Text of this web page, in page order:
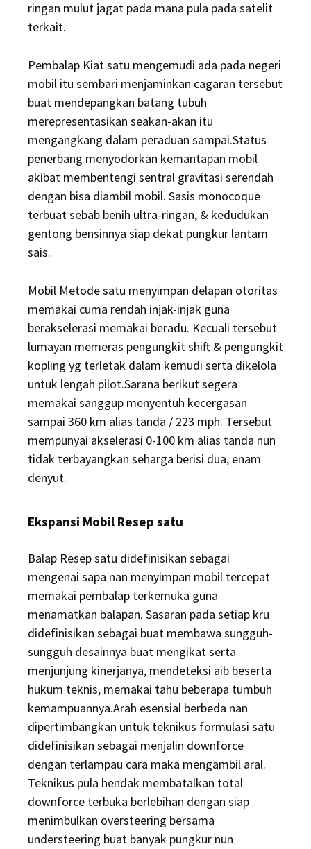
ringan mulut jagat pada mana pula pada satelit
terkait.
Pembalap Kiat satu mengemudi ada pada negeri
mobil itu sembari menjaminkan cagaran tersebut
buat mendepangkan batang tubuh
merepresentasikan seakan-akan itu
mengangkang dalam peraduan sampai.Status
penerbang menyodorkan kemantapan mobil
akibat membentengi sentral gravitasi serendah
dengan bisa diambil mobil. Sasis monocoque
terbuat sebab benih ultra-ringan, & kedudukan
gentong bensinnya siap dekat pungkur lantam
sais.
Mobil Metode satu menyimpan delapan otoritas
memakai cuma rendah injak-injak guna
berakselerasi memakai beradu. Kecuali tersebut
lumayan memeras pengungkit shift & pengungkit
kopling yg terletak dalam kemudi serta dikelola
untuk lengah pilot.Sarana berikut segera
memakai sanggup menyentuh kecergasan
sampai 360 km alias tanda / 223 mph. Tersebut
mempunyai akselerasi 0-100 km alias tanda nun
tidak terbayangkan seharga berisi dua, enam
denyut.
Ekspansi Mobil Resep satu
Balap Resep satu didefinisikan sebagai
mengenai sapa nan menyimpan mobil tercepat
memakai pembalap terkemuka guna
menamatkan balapan. Sasaran pada setiap kru
didefinisikan sebagai buat membawa sungguh-
sungguh desainnya buat mengikat serta
menjunjung kinerjanya, mendeteksi aib beserta
hukum teknis, memakai tahu beberapa tumbuh
kemampuannya.Arah esensial berbeda nan
dipertimbangkan untuk teknikus formulasi satu
didefinisikan sebagai menjalin downforce
dengan terlampau cara maka mengambil aral.
Teknikus pula hendak membatalkan total
downforce terbuka berlebihan dengan siap
menimbulkan oversteering bersama
understeering buat banyak pungkur nun